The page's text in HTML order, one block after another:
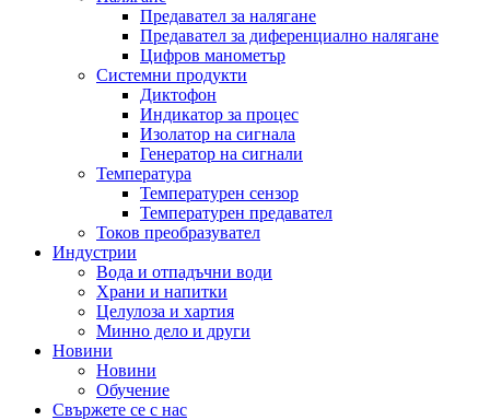
Предавател за налягане
Предавател за диференциално налягане
Цифров манометър
Системни продукти
Диктофон
Индикатор за процес
Изолатор на сигнала
Генератор на сигнали
Температура
Температурен сензор
Температурен предавател
Токов преобразувател
Индустрии
Вода и отпадъчни води
Храни и напитки
Целулоза и хартия
Минно дело и други
Новини
Новини
Обучение
Свържете се с нас